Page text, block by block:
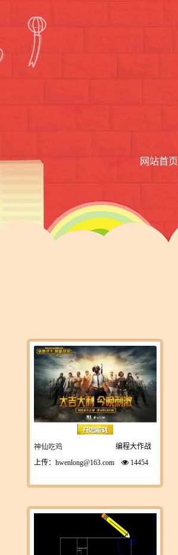
网站首页
神仙吃鸡
编程大作战
上传：hwenlong@163.com
14454